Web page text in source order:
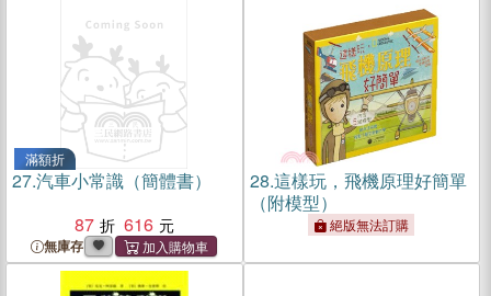
滿額折
27.汽車小常識（簡體書）
87
616
無庫存
28.這樣玩，飛機原理好簡單
（附模型）
絕版無法訂購